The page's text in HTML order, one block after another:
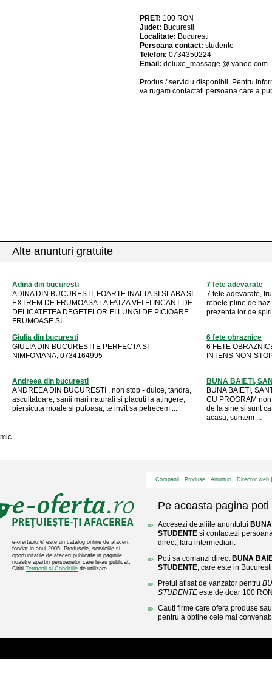
PRET: 100 RON
Judet: Bucuresti
Localitate: Bucuresti
Persoana contact: studente
Telefon: 0734350224
Email: deluxe_massage @ yahoo.com
Produs / serviciu disponibil . Pentru
va rugam contactati persoana care a
Alte anunturi gratuite
Adina din bucuresti
ADINA DIN BUCURESTI, FOARTE INALTA SI SLABA SI
EXTREM DE FRUMOASA LA FATZA VEI FI INCANT DE
DELICATETEA DEGETELOR EI LUNGI DE PICIOARE
FRUMOASE SI ...
7 fete adevarate
7 fete adevarate,
rebele pline de haz
prezenta lor de
Giulia din bucuresti
GIULIA DIN BUCURESTI E PERFECTA SI
NIMFOMANA, 0734164995
6 fete obraznice
6 FETE
INTENS NON-
Andreea din bucuresti
ANDREEA DIN BUCURESTI , non stop - dulce, tandra,
ascultatoare, sanii mari naturali si placuti la atingere,
piersicuta moale si pufoasa, te invit sa petrecem ...
BUNA BAIETI,
BUNA BAIETI,
CU PROGRAM
de la sine si sunt
acasa, suntem ...
mic
e-oferta.ro ® este un catalog online de afaceri,
fondat in anul 2005. Produsele, serviciile si
oportunitatile de afaceri publicate in paginile
noastre apartin persoanelor care le-au publicat.
Cititi Termenii si Conditiile de utilizare.
Companii Produse Anunturi Director web
Pe aceasta pagina poti
Accesezi detaliile anuntului
STUDENTE si contactezi
direct, fara intermediari.
Poti sa comanzi direct BUNA
STUDENTE, care este in
Pretul afisat de vanzator pentru
STUDENTE este de doar 100
Cauti firme care ofera produse
pentru a obtine cele mai